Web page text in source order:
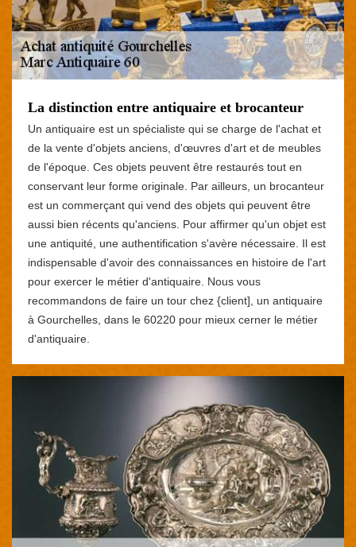
La distinction entre antiquaire et brocanteur
Un antiquaire est un spécialiste qui se charge de l'achat et
de la vente d'objets anciens, d'œuvres d'art et de meubles
de l'époque. Ces objets peuvent être restaurés tout en
conservant leur forme originale. Par ailleurs, un brocanteur
est un commerçant qui vend des objets qui peuvent être
aussi bien récents qu'anciens. Pour affirmer qu'un objet est
une antiquité, une authentification s'avère nécessaire. Il est
indispensable d'avoir des connaissances en histoire de l'art
pour exercer le métier d'antiquaire. Nous vous
recommandons de faire un tour chez {client], un antiquaire
à Gourchelles, dans le 60220 pour mieux cerner le métier
d'antiquaire.